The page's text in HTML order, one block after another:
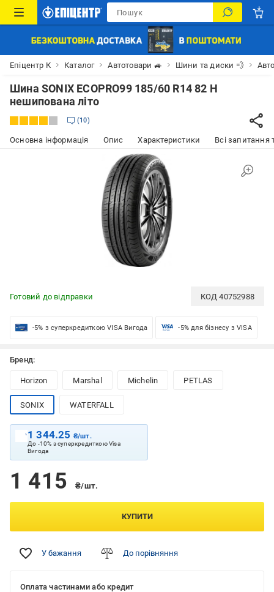
Епіцентр К Каталог Автотовари 🚙 Шини та диски 💨
Шина SONIX ECOPRO99 185/60 R14 82 H
нешипована літо
10
Основна інформація Опис Характеристики Всі запитання
Готовий до відправки КОД40752988
-5% з суперкредиткою VISA Вигода -5% для бізнесу з VISA
Бренд:
Horizon Marshal Michelin PETLAS
SONIX WATERFALL
1 344.25 ₴/шт.
До -10% з суперкредиткою Visa
Вигода
1 415 ₴/шт.
КУПИТИ
У бажання До порівняння
Оплата частинами або кредит